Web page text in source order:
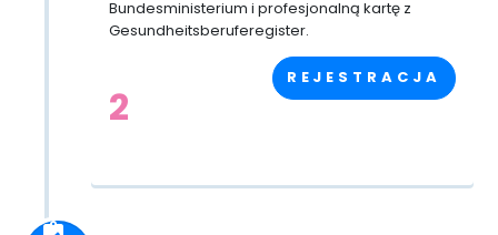
Bundesministerium i profesjonalną kartę z
Gesundheitsberuferegister.
REJESTRACJA
2